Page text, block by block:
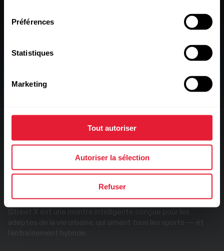
Préférences
Statistiques
Marketing
Tout autoriser
Autoriser la sélection
Refuser
Entraînement professionnel pour plus
Musculation, cardio, sports collectifs et plus encore : la
Street X est une montre intelligente conçue pour les
adeptes de la vie urbaine, qui aiment tous les sports — et
l’entraînement hybride.